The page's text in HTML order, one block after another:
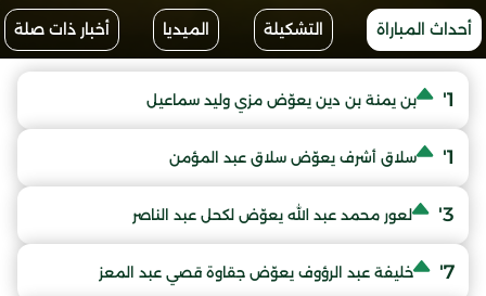
أحداث المباراة التشكيلة الميديا أخبار ذات صلة
1' بن يمنة بن دين يعوّض مزي وليد سماعيل
1' سلاق أشرف يعوّض سلاق عبد المؤمن
3' لعور محمد عبد الله يعوّض لكحل عبد الناصر
7' خليفة عبد الرؤوف يعوّض جقاوة قصي عبد المعز